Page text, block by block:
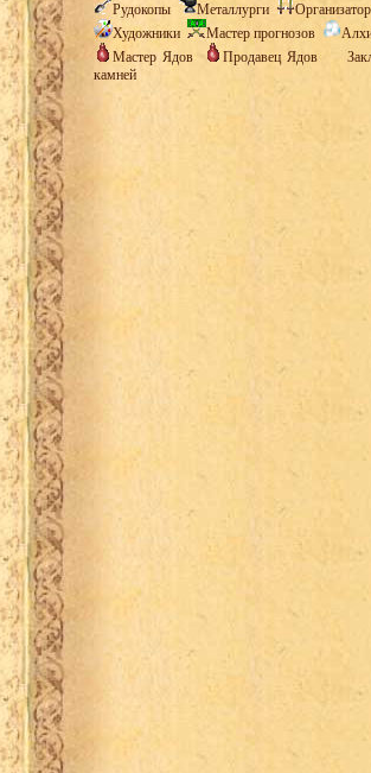
Рудокопы
Металлурги
Художники
Мастер прогнозов
Мастер Ядов
Продавец Ядов
камней